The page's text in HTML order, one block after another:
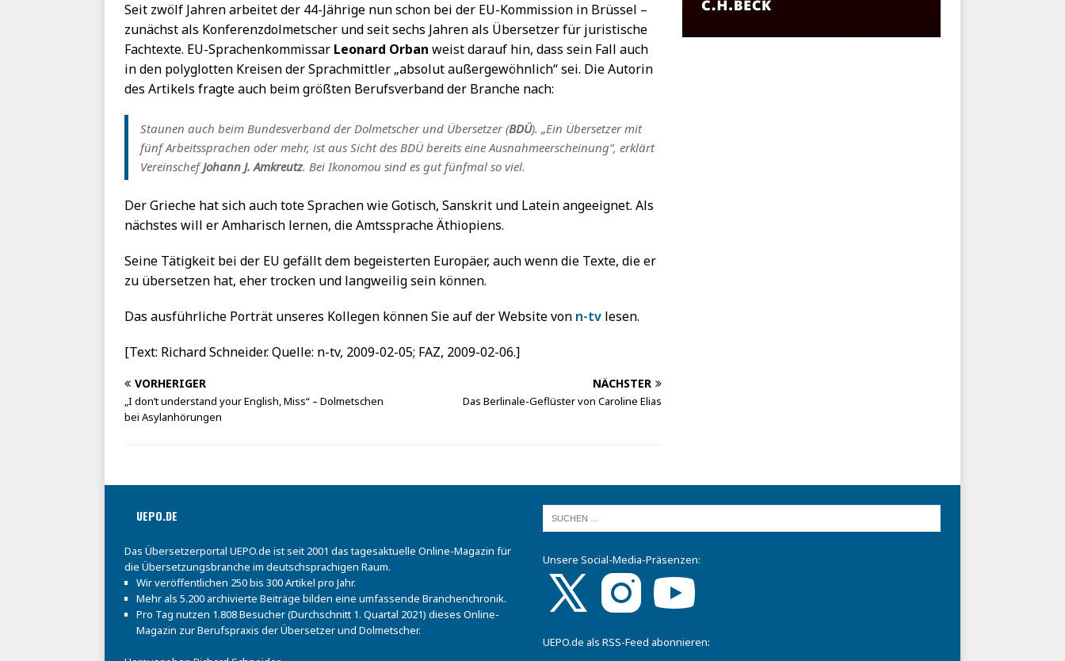
Seit zwölf Jahren arbeitet der 44-Jährige nun schon bei der EU-Kommission in Brüssel –
zunächst als Konferenzdolmetscher und seit sechs Jahren als Übersetzer für juristische
Fachtexte. EU-Sprachenkommissar Leonard Orban weist darauf hin, dass sein Fall auch
in den polyglotten Kreisen der Sprachmittler „absolut außergewöhnlich“ sei. Die Autorin
des Artikels fragte auch beim größten Berufsverband der Branche nach:
Staunen auch beim Bundesverband der Dolmetscher und Übersetzer (BDÜ). „Ein Übersetzer mit
fünf Arbeitssprachen oder mehr, ist aus Sicht des BDÜ bereits eine Ausnahmeerscheinung“, erklärt
VereinschefJohann J. Amkreutz. Bei Ikonomou sind es gut fünfmal so viel.
Der Grieche hat sich auch tote Sprachen wie Gotisch, Sanskrit und Latein angeeignet. Als
nächstes will er Amharisch lernen, die Amtssprache Äthiopiens.
Seine Tätigkeit bei der EU gefällt dem begeisterten Europäer, auch wenn die Texte, die er
zu übersetzen hat, eher trocken und langweilig sein können.
Das ausführliche Porträt unseres Kollegen können Sie auf der Website von n-tv lesen.
[Text: Richard Schneider. Quelle: n-tv, 2009-02-05; FAZ, 2009-02-06.]
VORHERIGER
„I don’t understand your English, Miss“ – Dolmetschen
bei Asylanhörungen
NÄCHSTER
Das Berlinale-Geflüster von Caroline Elias
UEPO.DE
Das Übersetzerportal UEPO.de ist seit 2001 das tagesaktuelle Online-Magazin für
die Übersetzungsbranche im deutschsprachigen Raum.
Wir veröffentlichen 250 bis 300 Artikel pro Jahr.
Mehr als 5.200 archivierte Beiträge bilden eine umfassende Branchenchronik.
Pro Tag nutzen 1.808 Besucher (Durchschnitt 1. Quartal 2021) dieses Online-
Magazin zur Berufspraxis der Übersetzer und Dolmetscher.
Unsere Social-Media-Präsenzen:
UEPO.de als RSS-Feed abonnieren: